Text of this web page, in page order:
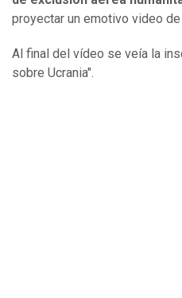
proyectar un emotivo video
Al final del vídeo se veía la
sobre Ucrania".